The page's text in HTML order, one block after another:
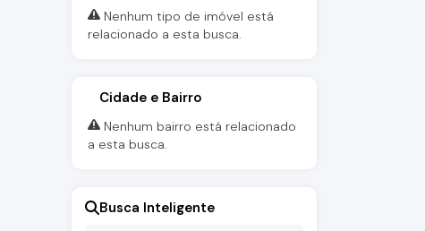
Nenhum tipo de imóvel está
relacionado a esta busca.
Cidade e Bairro
Nenhum bairro está relacionado
a esta busca.
Busca Inteligente